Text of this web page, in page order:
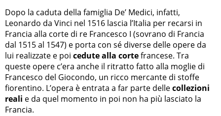
Dopo la caduta della famiglia De’ Medici, infatti,
Leonardo da Vinci nel 1516 lascia l’Italia per recarsi in
Francia alla corte di re Francesco I (sovrano di Francia
dal 1515 al 1547) e porta con sé diverse delle opere da
lui realizzate e poi cedute alla cortefrancese. Tra
queste opere c’era anche il ritratto fatto alla moglie di
Francesco del Giocondo, un ricco mercante di stoffe
fiorentino. L’opera è entrata a far parte dellecollezioni
reali e da quel momento in poi non ha più lasciato la
Francia.